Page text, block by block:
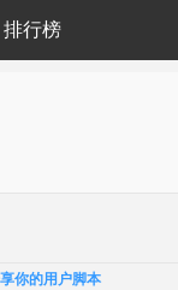
排行榜
你的用户脚本